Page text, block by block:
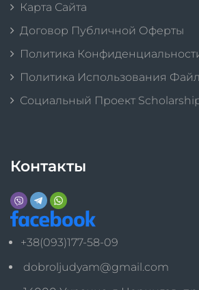
Карта Сайта
Договор Публичной Оферты
Политика
Политика Использования
Социальный Проект
Контакты
+38(093)177-58-09
dobroljudyam@gmail.com